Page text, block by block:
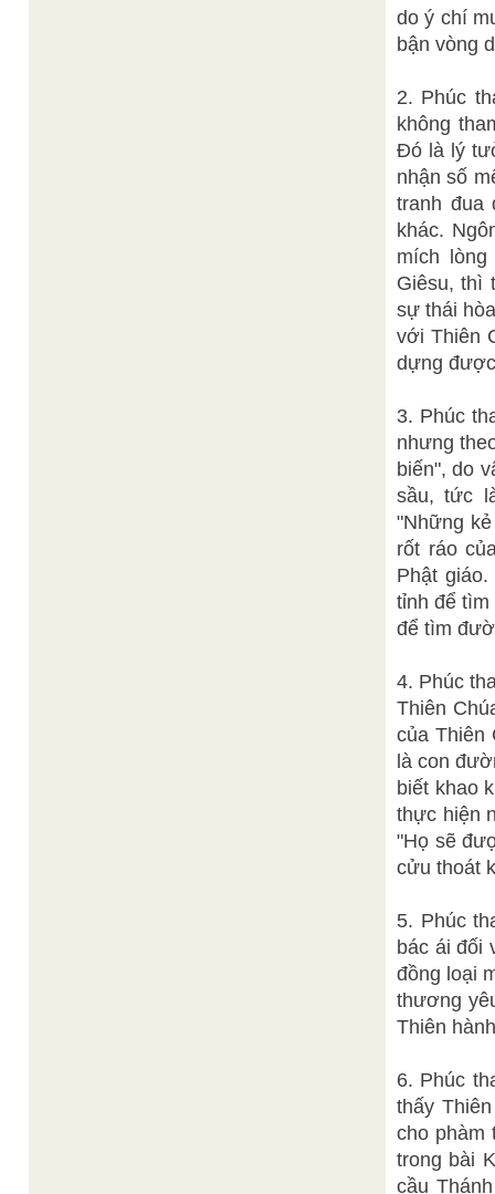
do ý chí
bận vòng
2. Phúc
không
Đó là lý
nhận số
tranh đua
khác.
mích
Giêsu, thì
sự thái
với Thiên
dựng
3. Phúc
nhưng
biến", do
sầu, tức
"Những
rốt ráo
Phật
tỉnh để
để tìm
4. Phúc
Thiên
của Thiên
là con
biết khao
thực hiện
"Họ sẽ
cửu thoát
5. Phúc
bác ái đối
đồng loại
thương
Thiên
6. Phúc
thấy
cho phàm
trong bài
cầu